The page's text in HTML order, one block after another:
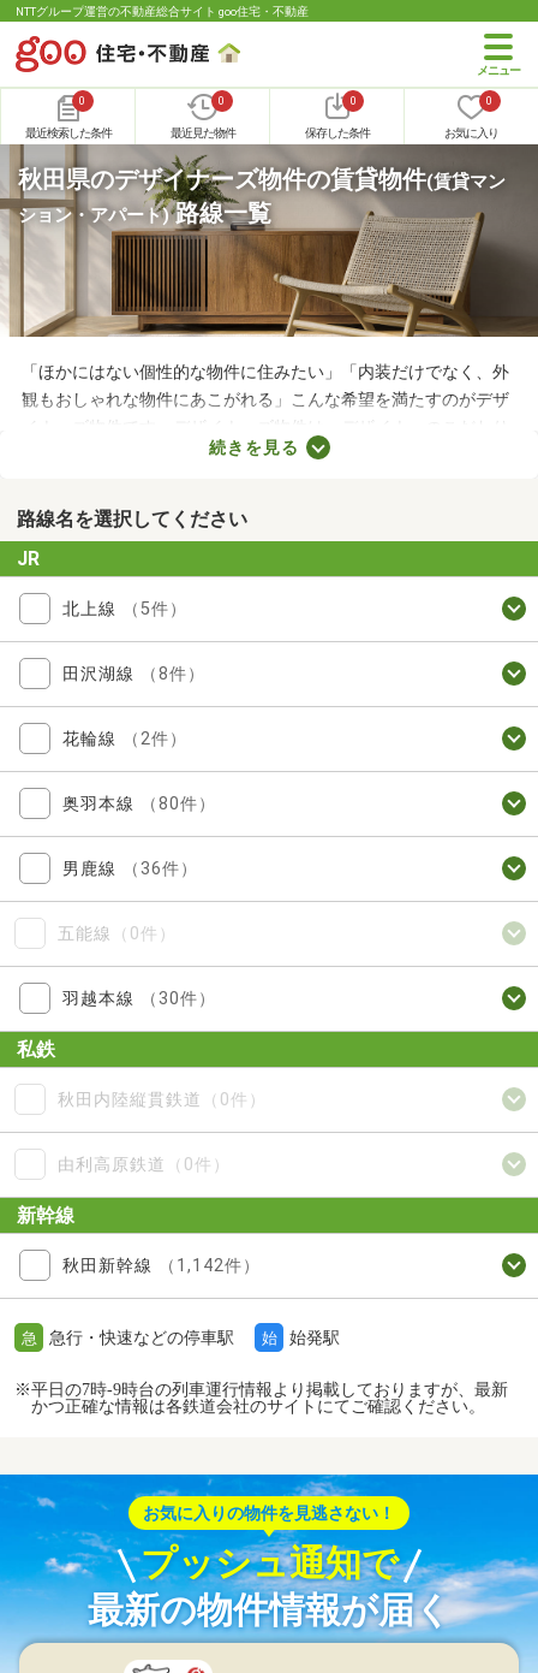
NTTグループ運営の不動産総合サイト goo住宅・不動産
0
最近検索した条件
0
最近見た物件
0
保存した条件
0
お気に入り
秋田県のデザイナーズ物件の賃貸物件(賃貸マン
ション・アパート)路線一覧
「ほかにはない個性的な物件に住みたい」「内装だけでなく、外
観もおしゃれな物件にあこがれる」こんな希望を満たすのがデザ
イナーズ物件です。デザイナーズ物件は、デザイナーのこだわり
が詰められたおしゃれな建物であることがポイント。ここでデザ
くださいね。
続きを見る
路線名を選択してください
JR
北上線 （5件）
田沢湖線 （8件）
花輪線 （2件）
奥羽本線 （80件）
男鹿線 （36件）
五能線 （0件）
羽越本線 （30件）
私鉄
秋田内陸縦貫鉄道 （0件）
由利高原鉄道 （0件）
新幹線
秋田新幹線 （1,142件）
急 急行・快速などの停車駅 始 始発駅
※平日の7時-9時台の列車運行情報より掲載しておりますが、最新
かつ正確な情報は各鉄道会社のサイトにてご確認ください。
お気に入りの物件を見逃さない！
プッシュ通知で
最新の物件情報が届く